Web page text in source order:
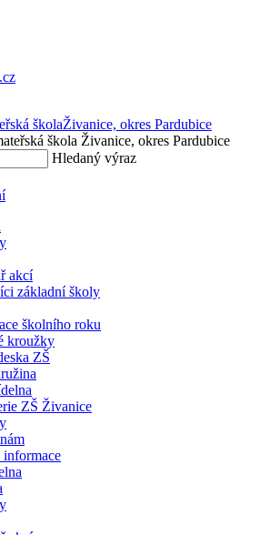
školaŽivanice, okres Pardubice
Hledaný výraz
akcí
základní školy
školního roku
kroužky
ZŠ
ZŠ Živanice
informace